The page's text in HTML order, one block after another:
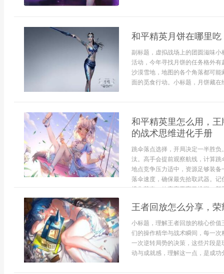
和平精英月饼在哪里
副标题，虚拟战场上的团圆滋味
活动，今年寻找月饼的任务格外
沙漠雪地，地图的各个角落都可
面的觅食行动。小标题，月饼藏
和平精英里怎么用，
的战术思维进化手册
跳伞落点选择，开局决定一半胜
汰。高手会提前观察航线，计算
地点竞争压力适中，资源足够装
落伞速度，确保最先拾取武器。
搜集节奏，效率高于盲目堆砌。
王者回放怎么分享，
小标题，理解王者回放的核心价
们的操作精华与战术瞬间，每一
一次逆转局势的决策，这些片段
动与成就感，理解这一点，是成功